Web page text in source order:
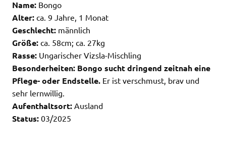
Name: Bongo
Alter: ca. 9 Jahre, 1 Monat
Geschlecht: männlich
Größe: ca. 58cm; ca. 27kg
Rasse: Ungarischer Vizsla-Mischling
Besonderheiten: Bongo sucht dringend zeitnah eine
Pflege- oder Endstelle. Er ist verschmust, brav und
sehr lernwillig.
Aufenthaltsort: Ausland
Status: 03/2025